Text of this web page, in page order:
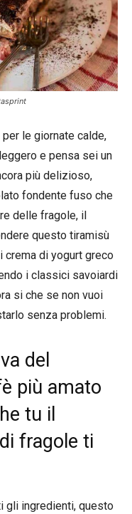
le giornate calde,
e pensa sei un
più delizioso,
fondente fuso che
delle fragole, il
questo tiramisù
crema di yogurt greco
i classici savoiardi
si che se non vuoi
senza problemi.
del
più amato
tu il
fragole ti
gli ingredienti, questo